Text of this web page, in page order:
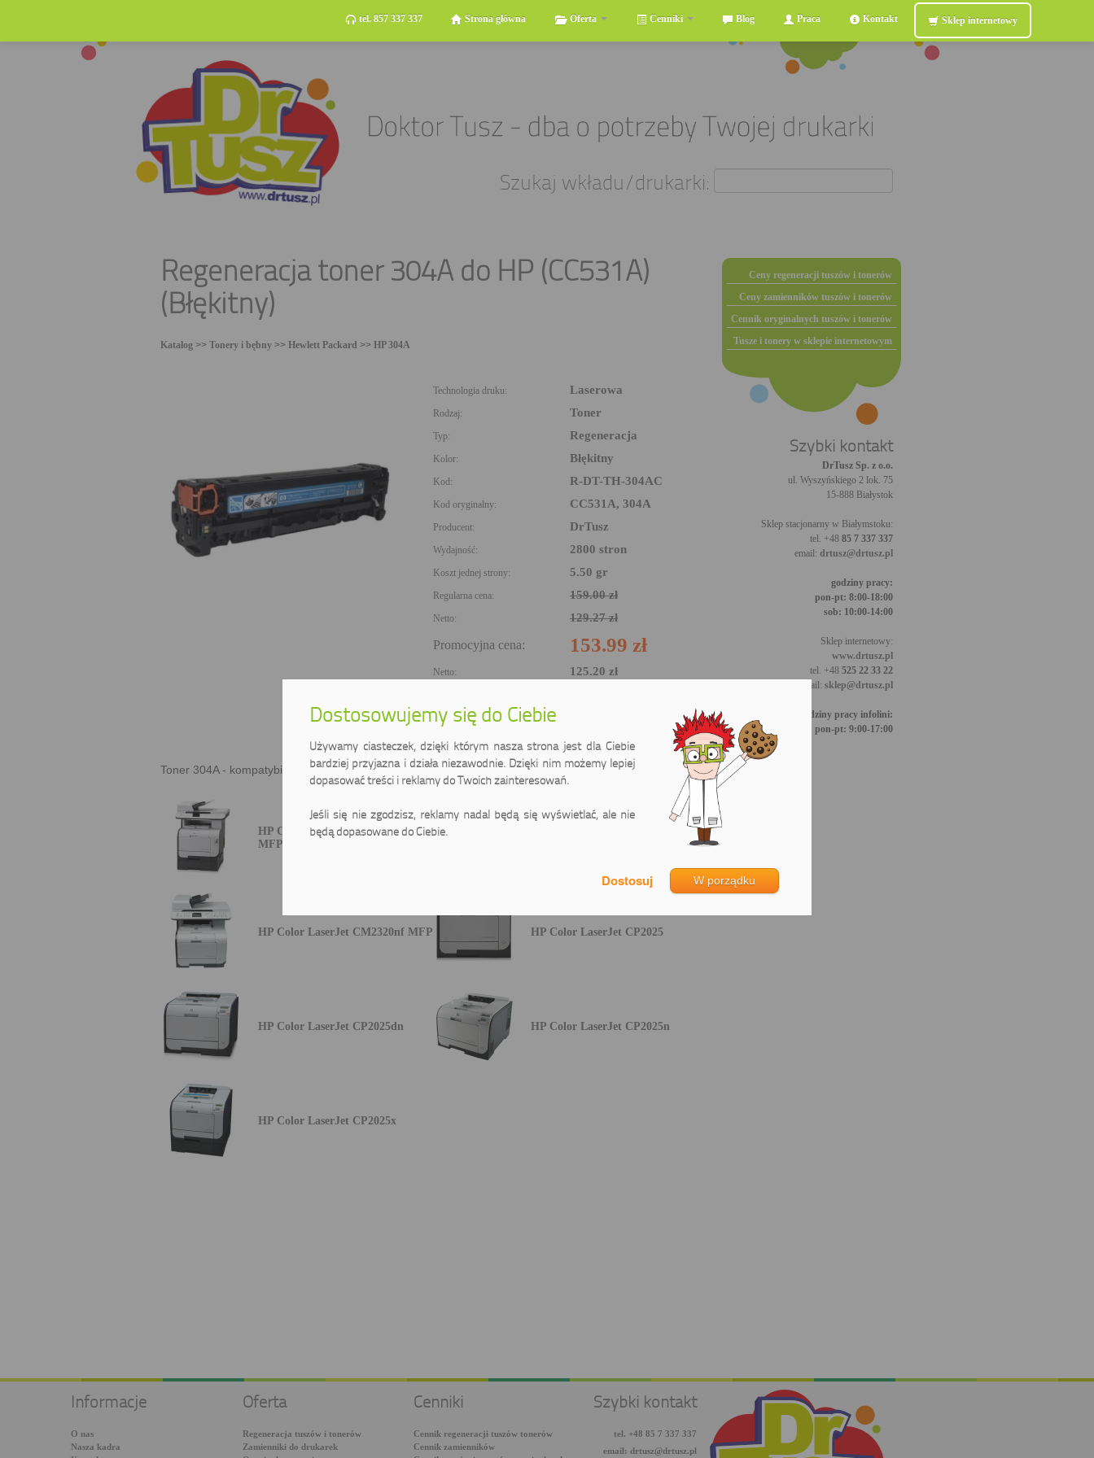
tel. 857 337 337 Strona główna Oferta Cenniki Blog Praca Kontakt Sklep internetowy
Szukaj wkładu/drukarki:
Regeneracja toner 304A do HP (CC531A)
(Błękitny)
Katalog >> Tonery i bębny >> Hewlett Packard >> HP 304A
Technologia druku: Laserowa
Rodzaj: Toner
Typ: Regeneracja
Kolor: Błękitny
Kod: R-DT-TH-304AC
Kod oryginalny: CC531A, 304A
Producent: DrTusz
Wydajność: 2800 stron
Koszt jednej strony: 5.50 gr
Regularna cena: 159.00 zł
Netto: 129.27 zł
Promocyjna cena: 153.99 zł
Netto: 125.20 zł
Kup wkłady w sklepie internetowym
Toner 304A - kompatybilne drukarki:
HP Color LaserJet CM2320fxi
MFP
HP Color LaserJet CM2320n MFP
HP Color LaserJet CM2320nf MFP HP Color LaserJet CP2025
HP Color LaserJet CP2025dn HP Color LaserJet CP2025n
HP Color LaserJet CP2025x
Ceny regeneracji tuszów i tonerów
Ceny zamienników tuszów i tonerów
Cennik oryginalnych tuszów i tonerów
Tusze i tonery w sklepie internetowym
Szybki kontakt
DrTusz Sp. z o.o.
ul. Wyszyńskiego 2 lok. 75
15-888 Białystok
Sklep stacjonarny w Białymstoku:
tel. +48 85 7 337 337
email: drtusz@drtusz.pl
godziny pracy:
pon-pt: 8:00-18:00
sob: 10:00-14:00
Sklep internetowy:
www.drtusz.pl
tel. +48 525 22 33 22
email: sklep@drtusz.pl
godziny pracy infolini:
pon-pt: 9:00-17:00
Informacje
O nas
Nasza kadra
Oferta
Regeneracja tuszów i tonerów
Zamienniki do drukarek
Cenniki
Cennik regeneracji tuszów tonerów
Cennik zamienników
Szybki kontakt
tel. +48 85 7 337 337
email: drtusz@drtusz.pl
Dostosowujemy się do Ciebie
Używamy ciasteczek, dzięki którym nasza strona jest dla Ciebie
bardziej przyjazna i działa niezawodnie. Dzięki nim możemy lepiej
dopasować treści i reklamy do Twoich zainteresowań.
Jeśli się nie zgodzisz, reklamy nadal będą się wyświetlać, ale nie
będą dopasowane do Ciebie.
W porządku